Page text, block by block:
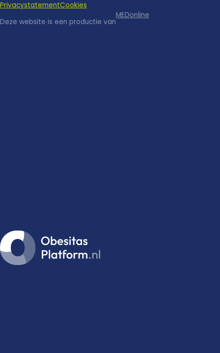
PrivacystatementCookies
Deze website is een productie van
MEDonline